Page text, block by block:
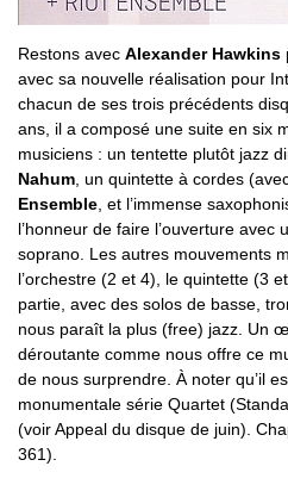
Restons avec Alexander Hawkins
avec sa nouvelle réalisation pour
chacun de ses trois précédents
ans, il a composé une suite en six
musiciens : un tentette plutôt jazz
Nahum , un quintette à cordes
Ensemble , et l’immense
l’honneur de faire l’ouverture avec
soprano. Les autres mouvements
l’orchestre (2 et 4), le quintette (3
partie, avec des solos de basse,
nous paraît la plus (free) jazz. Un
déroutante comme nous offre ce
de nous surprendre. À noter qu’il
monumentale série Quartet
(voir Appeal du disque de juin).
361).